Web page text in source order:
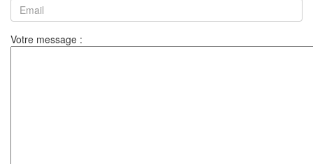
Votre message :